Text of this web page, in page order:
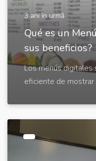
3 ani în urmă
Qué es un
sus beneficios?
Los menús digitales
eficiente de mostrar